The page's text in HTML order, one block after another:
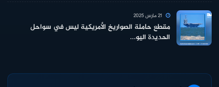
مقطع حاملة الصواريخ الأمريكية ليس في سواحل
الحديدة اليو...